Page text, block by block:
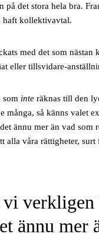
på det stora hela bra.
haft kollektivavtal.
med det som nästan
eller tillsvidare-
som inte räknas till den
många, så känns valet
ännu mer än vad som
alla våra rättigheter,
vi verkligen
ännu mer